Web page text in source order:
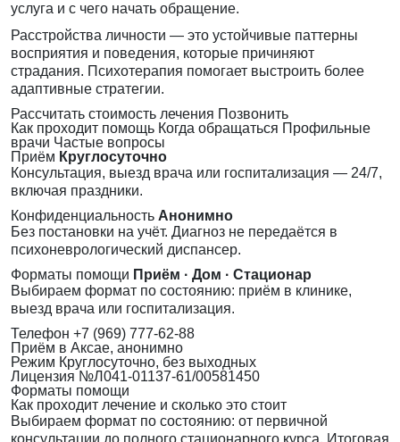
услуга и с чего начать обращение.
Расстройства личности — это устойчивые паттерны
восприятия и поведения, которые причиняют
страдания. Психотерапия помогает выстроить более
адаптивные стратегии.
Рассчитать стоимость лечения Позвонить
Как проходит помощь Когда обращаться Профильные
врачи Частые вопросы
Приём Круглосуточно
Консультация, выезд врача или госпитализация — 24/7,
включая праздники.
Конфиденциальность Анонимно
Без постановки на учёт. Диагноз не передаётся в
психоневрологический диспансер.
Форматы помощи Приём · Дом · Стационар
Выбираем формат по состоянию: приём в клинике,
выезд врача или госпитализация.
Телефон +7 (969) 777-62-88
Приём в Аксае, анонимно
Режим Круглосуточно, без выходных
Лицензия №Л041-01137-61/00581450
Форматы помощи
Как проходит лечение и сколько это стоит
Выбираем формат по состоянию: от первичной